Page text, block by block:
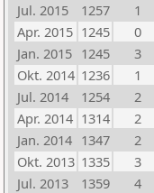
Jul. 2015
1257 1
Apr. 2015 1245 0
Jan. 2015 1245 3
Okt. 2014 1236 1
Jul. 2014
1254 2
Apr. 2014 1314 2
Jan. 2014 1347 2
Okt. 2013 1335 3
Jul. 2013
1359 4